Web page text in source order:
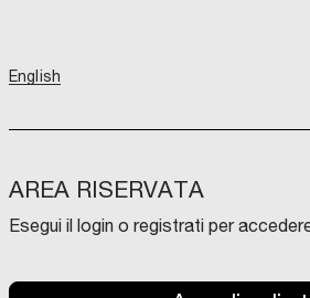
English
AREA RISERVATA
Esegui il login o registrati per